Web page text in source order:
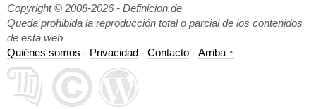
Copyright © 2008-2026 - Definicion.de
Queda prohibida la reproducción total o parcial de los contenidos
de esta web
Quiénes somos - Privacidad - Contacto - Arriba ↑